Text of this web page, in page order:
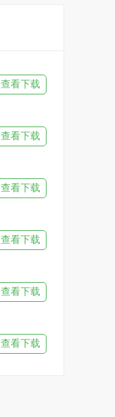
查看下载
查看下载
查看下载
查看下载
查看下载
查看下载